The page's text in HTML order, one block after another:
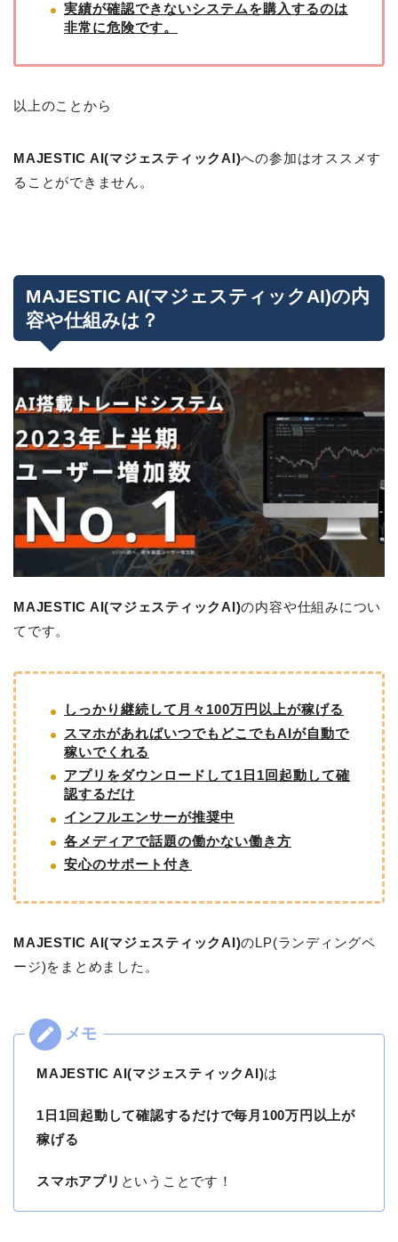
実績が確認できないシステムを購入するのは
非常に危険です。
以上のことから
MAJESTIC AI(マジェスティックAI)への参加はオススメす
ることができません。
MAJESTIC AI(マジェスティックAI)の内
容や仕組みは？
MAJESTIC AI(マジェスティックAI)の内容や仕組みについ
てです。
しっかり継続して月々100万円以上が稼げる
スマホがあればいつでもどこでもAIが自動で
稼いでくれる
アプリをダウンロードして1日1回起動して確
認するだけ
インフルエンサーが推奨中
各メディアで話題の働かない働き方
安心のサポート付き
MAJESTIC AI(マジェスティックAI)のLP(ランディングペ
ージ)をまとめました。
MAJESTIC AI(マジェスティックAI)は
1日1回起動して確認するだけで毎月100万円以上が
稼げる
スマホアプリ ということです！